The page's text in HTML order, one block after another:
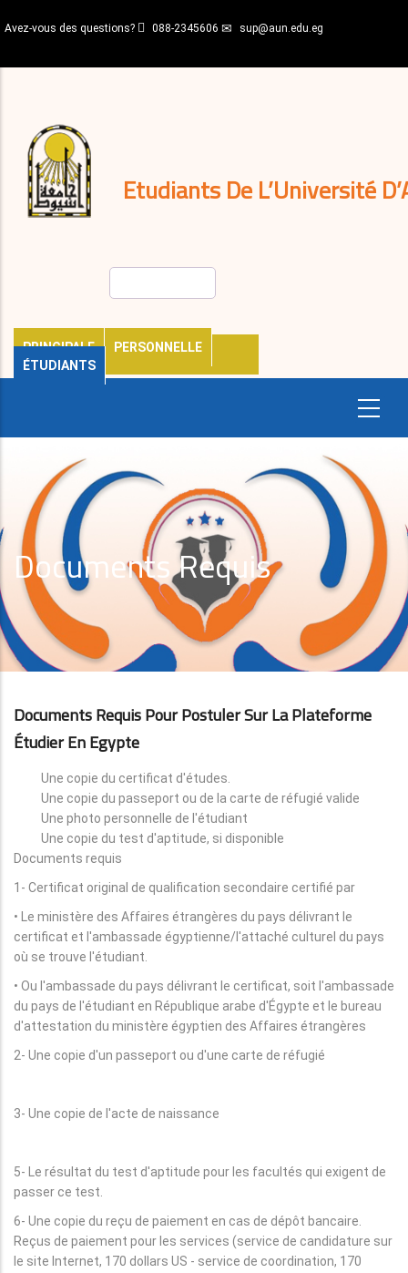
au
principal
Avez-vous des questions? 088-2345606 sup@aun.edu.eg
Etudiants De L’Université
PRINCIPALE
PERSONNELLE
ÉTUDIANTS
décisions
Expatriés
Journal
Documents Requis
Documents Requis Pour Postuler Sur La Plateforme
Étudier En Egypte
Une copie du certificat d'études.
Une copie du passeport ou de la carte de réfugié valide
Une photo personnelle de l'étudiant
Une copie du test d'aptitude, si disponible
Documents requis
1- Certificat original de qualification secondaire certifié par
• Le ministère des Affaires étrangères du pays délivrant le
certificat et l'ambassade égyptienne/l'attaché culturel du pays
où se trouve l'étudiant.
• Ou l'ambassade du pays délivrant le certificat, soit l'ambassade
du pays de l'étudiant en République arabe d'Égypte et le bureau
d'attestation du ministère égyptien des Affaires étrangères
2- Une copie d'un passeport ou d'une carte de réfugié
3- Une copie de l'acte de naissance
5- Le résultat du test d'aptitude pour les facultés qui exigent de
passer ce test.
6- Une copie du reçu de paiement en cas de dépôt bancaire.
Reçus de paiement pour les services (service de candidature sur
le site Internet, 170 dollars US - service de coordination, 170